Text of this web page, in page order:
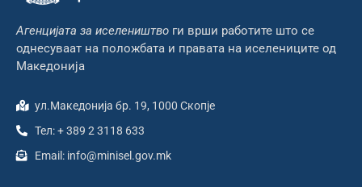
Агенцијата за иселеништво ги врши работите што се
однесуваат на положбата и правата на иселениците од
Македонија
ул.Македонија бр. 19, 1000 Скопје
Тел: + 389 2 3118 633
Email: info@minisel.gov.mk